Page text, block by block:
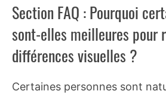
Section FAQ : Pourquoi
sont-elles meilleures pour
différences visuelles ?
Certaines personnes sont